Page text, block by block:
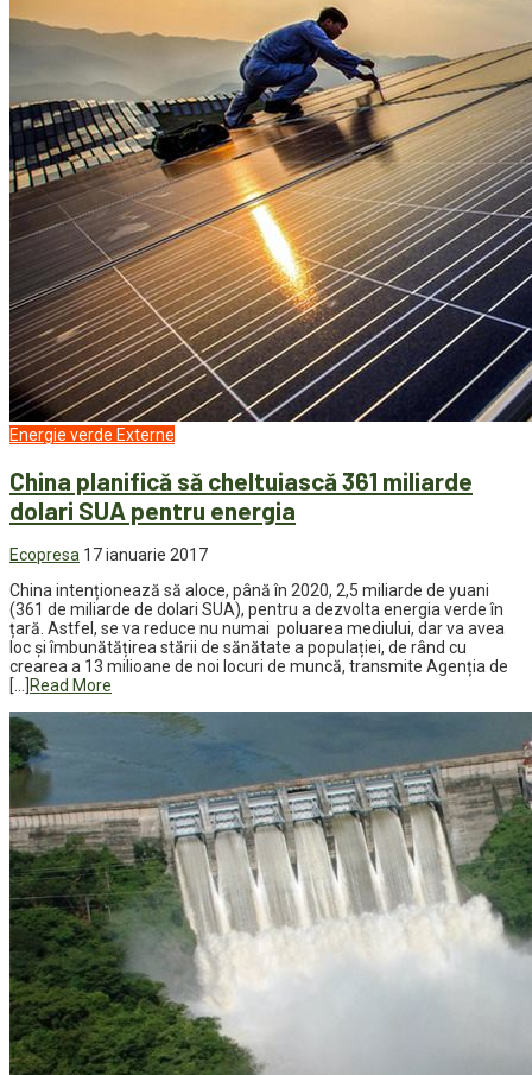
Energie verde Externe
China planifică să cheltuiască 361 miliarde
dolari SUA pentru energia
Ecopresa 17 ianuarie 2017
China intenționează să aloce, până în 2020, 2,5 miliarde de yuani
(361 de miliarde de dolari SUA), pentru a dezvolta energia verde în
țară. Astfel, se va reduce nu numai poluarea mediului, dar va avea
loc și îmbunătățirea stării de sănătate a populației, de rând cu
crearea a 13 milioane de noi locuri de muncă, transmite Agenția de
[…] Read More